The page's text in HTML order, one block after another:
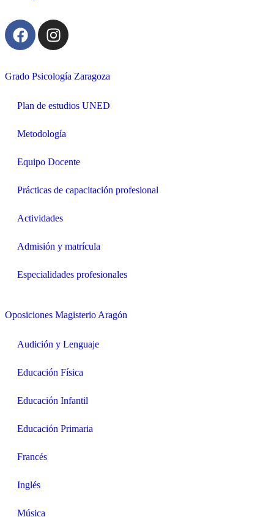
Grado Psicología Zaragoza
Plan de estudios UNED
Metodología
Equipo Docente
Prácticas de capacitación profesional
Actividades
Admisión y matrícula
Especialidades profesionales
Oposiciones Magisterio Aragón
Audición y Lenguaje
Educación Física
Educación Infantil
Educación Primaria
Francés
Inglés
Música